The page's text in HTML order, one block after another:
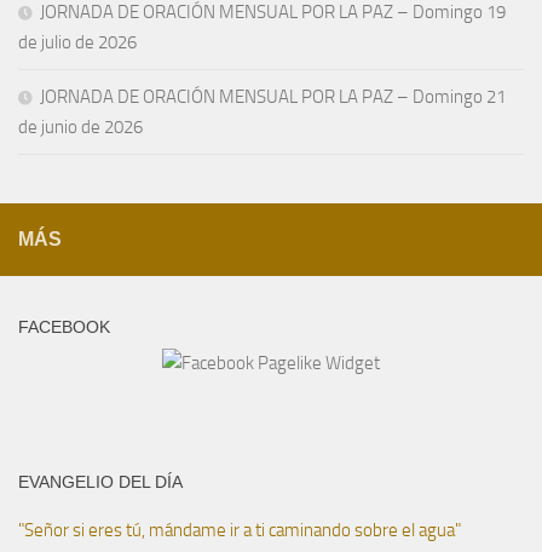
JORNADA DE ORACIÓN MENSUAL POR LA PAZ – Domingo 19
de julio de 2026
JORNADA DE ORACIÓN MENSUAL POR LA PAZ – Domingo 21
de junio de 2026
MÁS
FACEBOOK
EVANGELIO DEL DÍA
"Señor si eres tú, mándame ir a ti caminando sobre el agua"